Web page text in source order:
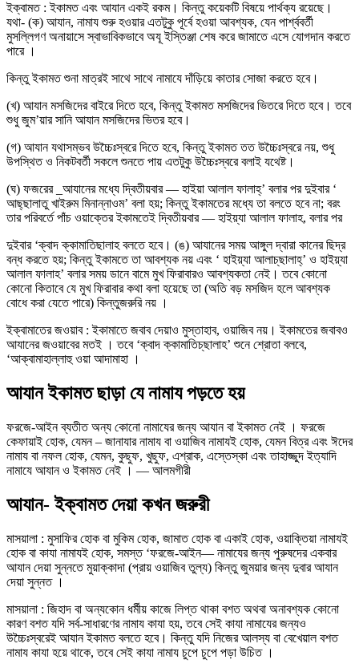
ইক্বামত : ইকামত এবং আযান একই রকম। কিন্তু কয়েকটি বিষয়ে পার্থক্য রয়েছে।
যথা- (ক) আযান, নামায শুরু হওয়ার এতটুকু পূর্বে হওয়া আবশ্যক, যেন পার্শ্ববর্তী
মুসল্লিগণ অনায়াসে স্বাভাবিকভাবে অযূ ইস্তিঞ্জা শেষ করে জামাতে এসে যোগদান করতে
পারে ।
কিন্তু ইকামত শুনা মাত্রই সাথে সাথে নামাযে দাঁড়িয়ে কাতার সোজা করতে হবে।
(খ) আযান মসজিদের বাইরে দিতে হবে, কিন্তু ইকামত মসজিদের ভিতরে দিতে হবে। তবে
শুধু জুম’য়ার সানি আযান মসজিদের ভিতর হবে।
(গ) আযান যথাসম্ভব উচ্চৈঃস্বরে দিতে হবে, কিন্তু ইকামত তত উচ্চৈঃস্বরে নয়, শুধু
উপস্থিত ও নিকটবর্তী সকলে শুনতে পায় এতটুকু উচ্চৈঃস্বরে বলাই যথেষ্ট।
(ঘ) ফজরের _আযানের মধ্যে দ্বিতীয়বার — হাইয়া আলাল ফালাহ্’ বলার পর দুইবার ‘
আছ্‌ছালাতু খাইরুম মিনান্নাওম’ বলা হয়; কিন্তু ইকামতের মধ্যে তা বলতে হবে না; বরং
তার পরিবর্তে পাঁচ ওয়াক্তের ইকামতেই দ্বিতীয়বার — হাইয়্যা আলাল ফালাহ, বলার পর
দুইবার ‘ক্বাদ ক্কামাতিছালাহ বলতে হবে। (ঙ) আযানের সময় আঙ্গুল দ্বারা কানের ছিদ্র
বন্ধ করতে হয়; কিন্তু ইকামতে তা আবশ্যক নয় এবং ‘ হাইয়্যা আলাচ্‌ছালাহ্’ ও হাইয়্যা
আলাল ফালাহ’ বলার সময় ডানে বামে মুখ ফিরাবারও আবশ্যকতা নেই। তবে কোনো
কোনো কিতাবে যে মুখ ফিরাবার কথা বলা হয়েছে তা (অতি বড় মসজিদ হলে আবশ্যক
বোধে করা যেতে পারে) কিন্তুজরুরি নয় ।
ইক্বামাতের জওয়াব : ইকামাতে জবাব দেয়াও মুস্তাহাব, ওয়াজিব নয়। ইকামতের জবাবও
আযানের জওয়াবের মতই । তবে ‘ক্বাদ ক্কামাতিচ্‌ছালাহ’ শুনে শ্রোতা বলবে,
‘আক্বামাহাল্লাহু ওয়া আদামাহা ।
আযান ইকামত ছাড়া যে নামায পড়তে হয়
ফরজে-আইন ব্যতীত অন্য কোনো নামাযের জন্য আযান বা ইকামত নেই । ফরজে
কেফায়াই হোক, যেমন – জানাযার নামায বা ওয়াজিব নামাযই হোক, যেমন বিত্র এবং ঈদের
নামায বা নফল হোক, যেমন, কুছুফ, খুছুফ, এশ্রাক, এস্তেস্কা এবং তাহাজ্জুদ ইত্যাদি
নামাযে আযান ও ইকামত নেই । — আলমগীরী
আযান- ইক্বামত দেয়া কখন জরুরী
মাসয়ালা : মুসাফির হোক বা মুকিম হোক, জামাত হোক বা একাই হোক, ওয়াক্তিয়া নামাযই
হোক বা কাযা নামাযই হোক, সমস্ত ‘ফরজে-আইন— নামাযের জন্য পুরুষদের একবার
আযান দেয়া সুন্নতে মুয়াক্কাদা (প্রায় ওয়াজিব তুল্য) কিন্তু জুময়ার জন্য দুবার আযান
দেয়া সুন্নত ।
মাসয়ালা : জিহাদ বা অন্যকোন ধর্মীয় কাজে লিপ্ত থাকা বশত অথবা অনাবশ্যক কোনো
কারণ বশত যদি সর্ব-সাধারণের নামায কাযা হয়, তবে সেই কাযা নামাযের জন্যও
উচ্চৈঃস্বরেই আযান ইকামত বলতে হবে। কিন্তু যদি নিজের আলস্য বা বেখেয়াল বশত
নামায কাযা হয়ে থাকে, তবে সেই কাযা নামায চুপে চুপে পড়া উচিত ।